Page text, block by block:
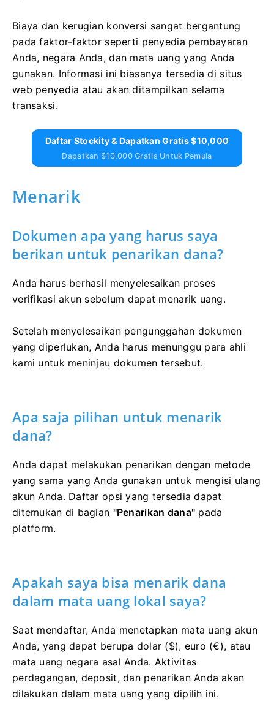
Biaya dan kerugian konversi sangat bergantung
pada faktor-faktor seperti penyedia pembayaran
Anda, negara Anda, dan mata uang yang Anda
gunakan. Informasi ini biasanya tersedia di situs
web penyedia atau akan ditampilkan selama
transaksi.
Daftar Stockity & Dapatkan Gratis $10,000
Dapatkan $10,000 Gratis Untuk Pemula
Menarik
Dokumen apa yang harus saya
berikan untuk penarikan dana?
Anda harus berhasil menyelesaikan proses
verifikasi akun sebelum dapat menarik uang.
Setelah menyelesaikan pengunggahan dokumen
yang diperlukan, Anda harus menunggu para ahli
kami untuk meninjau dokumen tersebut.
Apa saja pilihan untuk menarik
dana?
Anda dapat melakukan penarikan dengan metode
yang sama yang Anda gunakan untuk mengisi ulang
akun Anda. Daftar opsi yang tersedia dapat
ditemukan di bagian "Penarikan dana" pada
platform.
Apakah saya bisa menarik dana
dalam mata uang lokal saya?
Saat mendaftar, Anda menetapkan mata uang akun
Anda, yang dapat berupa dolar ($), euro (€), atau
mata uang negara asal Anda. Aktivitas
perdagangan, deposit, dan penarikan Anda akan
dilakukan dalam mata uang yang dipilih ini.